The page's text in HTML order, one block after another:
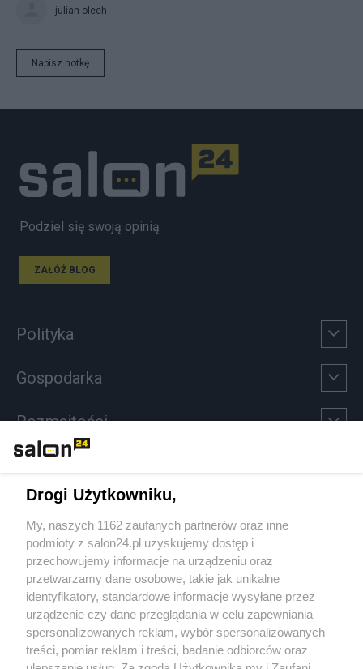
julian olech
Napisz notkę
Podziel się swoją opinią
ZAŁÓŻ BLOG
Polityka
Gospodarka
Rozmaitości
Sport
Społeczeństwo
Kultura
Drogi Użytkowniku,
My, naszych 1162 zaufanych partnerów oraz inne
podmioty z salon24.pl uzyskujemy dostęp i
przechowujemy informacje na urządzeniu oraz
przetwarzamy dane osobowe, takie jak unikalne
identyfikatory, standardowe informacje wysyłane przez
urządzenie czy dane przeglądania w celu zapewniania
spersonalizowanych reklam, wybór spersonalizowanych
treści, pomiar reklam i treści, badanie odbiorców oraz